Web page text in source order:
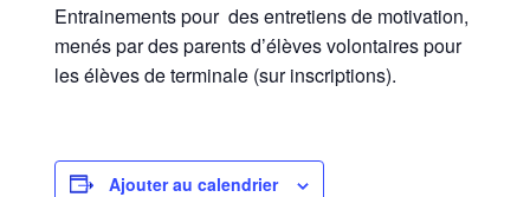
Entrainements pour des entretiens de motivation,
menés par des parents d’élèves volontaires pour
les élèves de terminale (sur inscriptions).
Ajouter au calendrier